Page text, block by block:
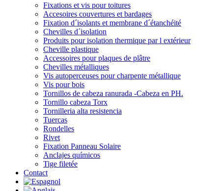
Fixations et vis pour toitures
Accesoires couvertures et bardages
Fixation d´isolants et membrane d´étanchéité
Chevilles d´isolation
Produits pour isolation thermique par l extérieur
Cheville plastique
Accessoires pour plaques de plâtre
Chevilles métalliques
Vis autoperceuses pour charpente métallique
Vis pour bois
Tornillos de cabeza ranurada -Cabeza en PH.
Tornillo cabeza Torx
Tornilleria alta resistencia
Tuercas
Rondelles
Rivet
Fixation Panneau Solaire
Anclajes químicos
Tige filetée
Contact